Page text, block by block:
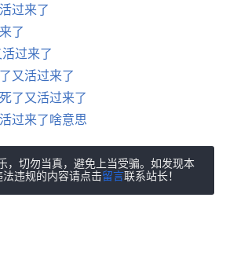
过来了
了
过来了
又活过来了
了又活过来了
过来了啥意思
，切勿当真，避免上当受骗。如发现本
违规的内容请点击留言联系站长！